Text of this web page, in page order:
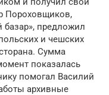
Пороховщиков,
базар», предложил
и чешских
Сумма
показалась
помогал Василий
архивные